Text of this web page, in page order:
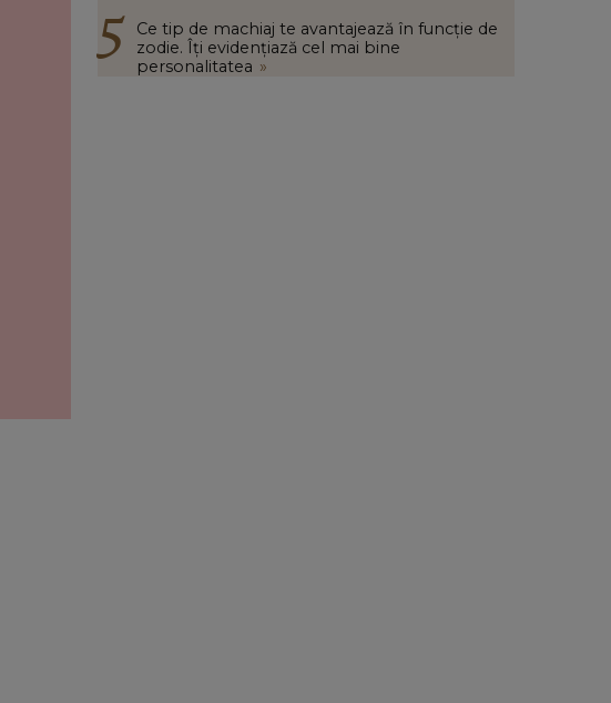
Ce tip de machiaj te avantajează în funcție de
zodie. Îți evidențiază cel mai bine
personalitatea »